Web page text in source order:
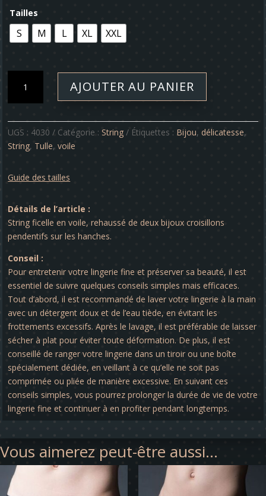
Tailles
S M L XL XXL
String
Délicatesse
N°I
AJOUTER AU PANIER
UGS : 4030 Catégorie :String Étiquettes : Bijou, délicatesse,
String, Tulle,voile
Guide des tailles
Détails de l’article :
String ficelle en voile, rehaussé de deux bijoux croisillons
pendentifs sur les hanches.
Conseil :
Pour entretenir votre lingerie fine et préserver sa beauté, il est
essentiel de suivre quelques conseils simples mais efficaces.
Tout d’abord, il est recommandé de laver votre lingerie à la main
avec un détergent doux et de l’eau tiède, en évitant les
frottements excessifs. Après le lavage, il est préférable de laisser
sécher à plat pour éviter toute déformation. De plus, il est
conseillé de ranger votre lingerie dans un tiroir ou une boîte
spécialement dédiée, en veillant à ce qu’elle ne soit pas
comprimée ou pliée de manière excessive. En suivant ces
conseils simples, vous pourrez prolonger la durée de vie de votre
lingerie fine et continuer à en profiter pendant longtemps.
Vous aimerez peut-être aussi…